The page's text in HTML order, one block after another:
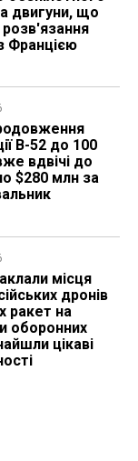
двигуни, що
Францією
B-52 до 100
вдвічі до
$280 млн за
місця
дронів
ракет на
оборонних
цікаві